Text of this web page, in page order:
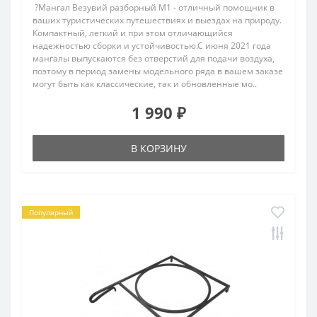
?Мангал Везувий разборный М1 - отличный помощник в
ваших туристических путешествиях и выездах на природу.
Компактный, легкий и при этом отличающийся
надежностью сборки и устойчивостью.С июня 2021 года
мангалы выпускаются без отверстий для подачи воздуха,
поэтому в период замены модельного ряда в вашем заказе
могут быть как классические, так и обновленные мо..
1 990 ₽
В КОРЗИНУ
Популярный